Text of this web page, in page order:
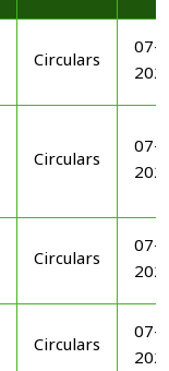
Circulars
07-
Circulars
07-
Circulars
07-
Circulars
07-